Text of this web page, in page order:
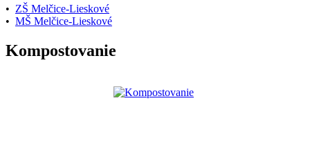
• ZŠ Melčice-Lieskové
• MŠ Melčice-Lieskové
Kompostovanie